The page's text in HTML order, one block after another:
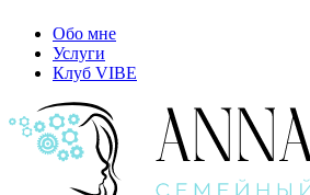
Обо мне
Услуги
Клуб VIBE